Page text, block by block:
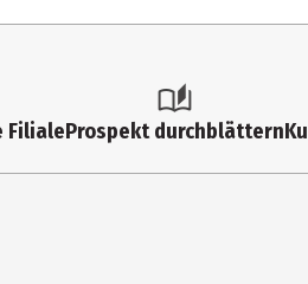
FilialeProspekt durchblättern